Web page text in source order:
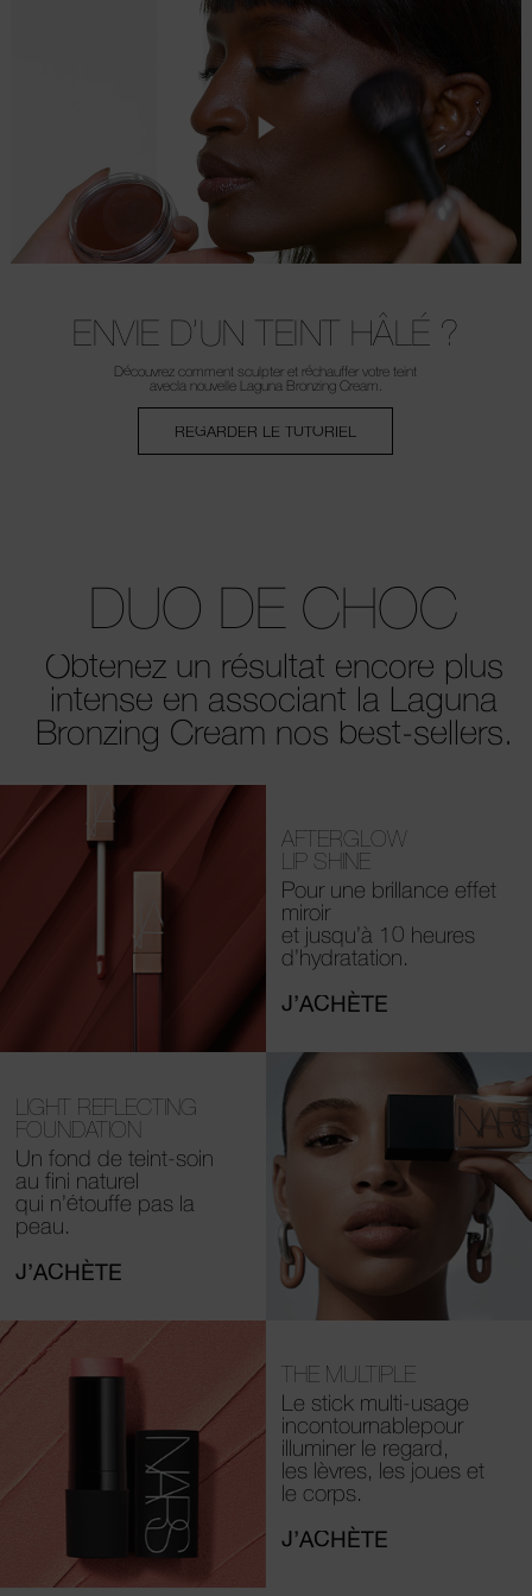
ENVIE D’UN TEINT HÂLÉ ?
Découvrez comment sculpter et réchauffer votre teint
avecla nouvelle Laguna Bronzing Cream.
REGARDER LE TUTORIEL
DUO DE CHOC
Obtenez un résultat encore plus
intense en associant la Laguna
Bronzing Cream nos best-sellers.
AFTERGLOW
LIP SHINE
Pour une brillance effet
miroir
et jusqu’à 10 heures
d’hydratation.
J’ACHÈTE
LIGHT REFLECTING
FOUNDATION
Un fond de teint-soin
au fini naturel
qui n’étouffe pas la
peau.
J’ACHÈTE
THE MULTIPLE
Le stick multi-usage
incontournablepour
illuminer le regard,
les lèvres, les joues et
le corps.
J’ACHÈTE